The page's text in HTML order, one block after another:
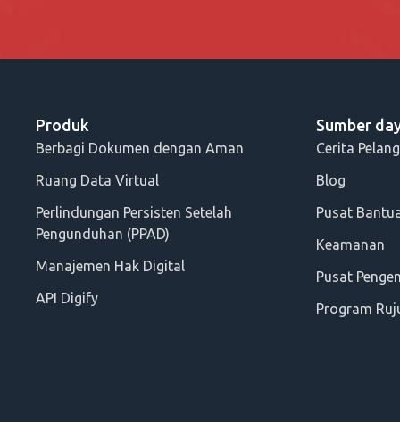
Produk
Berbagi Dokumen dengan Aman
Ruang Data Virtual
Perlindungan Persisten Setelah
Pengunduhan (PPAD)
Manajemen Hak Digital
API Digify
Sumber
Cerita
Blog
Pusat
Keamanan
Pusat
Program